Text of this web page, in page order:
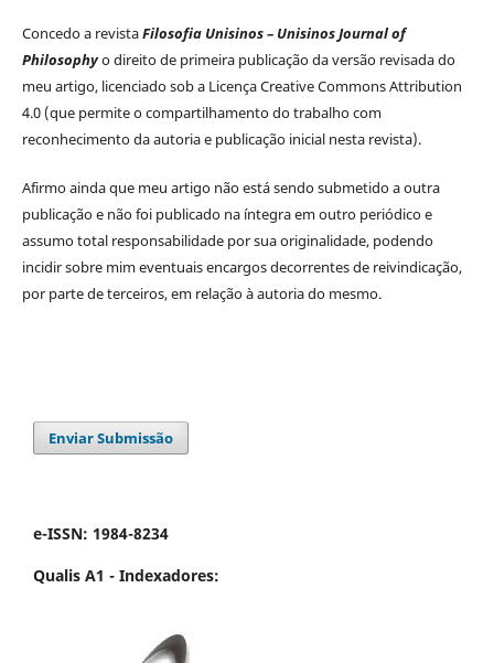
Concedo a revistaFilosofia Unisinos – Unisinos Journal of
Philosophyo direito de primeira publicação da versão revisada do
meu artigo, licenciado sob a Licença Creative Commons Attribution
4.0 (que permite o compartilhamento do trabalho com
reconhecimento da autoria e publicação inicial nesta revista).
Afirmo ainda que meu artigo não está sendo submetido a outra
publicação e não foi publicado na íntegra em outro periódico e
assumo total responsabilidade por sua originalidade, podendo
incidir sobre mim eventuais encargos decorrentes de reivindicação,
por parte de terceiros, em relação à autoria do mesmo.
Enviar Submissão
e-ISSN: 1984-8234
Qualis A1 - Indexadores: